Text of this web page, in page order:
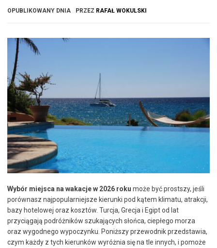
OPUBLIKOWANY DNIA PRZEZ RAFAŁ WOKULSKI
Wybór miejsca na wakacje w 2026 roku może być prostszy, jeśli
porównasz najpopularniejsze kierunki pod kątem klimatu, atrakcji,
bazy hotelowej oraz kosztów. Turcja, Grecja i Egipt od lat
przyciągają podróżników szukających słońca, ciepłego morza
oraz wygodnego wypoczynku. Poniższy przewodnik przedstawia,
czym każdy z tych kierunków wyróżnia się na tle innych, i pomoże